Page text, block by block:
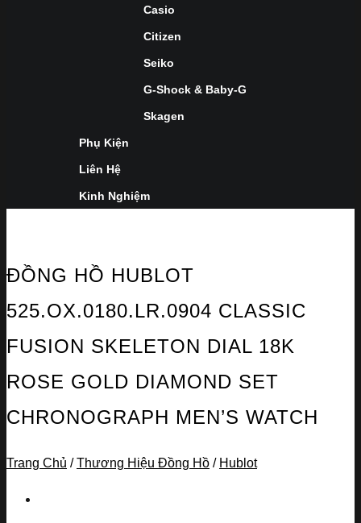
Casio
Citizen
Seiko
G-Shock & Baby-G
Skagen
Phụ Kiện
Liên Hệ
Kinh Nghiệm
ĐỒNG HỒ HUBLOT
525.OX.0180.LR.0904 CLASSIC
FUSION SKELETON DIAL 18K
ROSE GOLD DIAMOND SET
CHRONOGRAPH MEN’S WATCH
Trang Chủ / Thương Hiệu Đồng Hồ / Hublot